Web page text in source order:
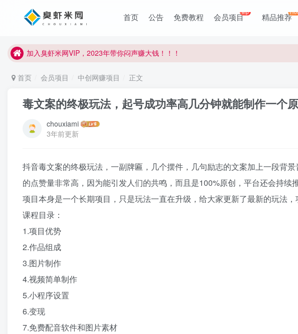
首页 公告 免费教程 会员项目vip 精品推荐Hot
臭虾米项目新增内部众筹资源，2024内部众筹项目一：无人直播，价值1980元
臭虾米项目新增内部众筹资源，2024内部众筹项目一：无人直播，价值1980元
首页 会员项目 中创网赚项目 正文
毒文案的终极玩法，起号成功率高几分钟就能制作一个
chouxiami
3年前更新
抖音毒文案的终极玩法，一副牌匾，几个摆件，几句励志的文案加上一段背
的点赞量非常高，因为能引发人们的共鸣，而且是100%原创，平台还会持续推
项目本身是一个长期项目，只是玩法一直在升级，给大家更新了最新的玩法
课程目录：
1.项目优势
2.作品组成
3.图片制作
4.视频简单制作
5.小程序设置
6.变现
7.免费配音软件和图片素材